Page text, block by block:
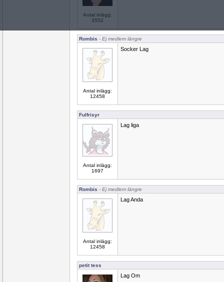
Antal inlägg:
3552
Rombis - Ej medlem längre
Antal inlägg:
12458
Socker Lag
Fulfrisyr
Antal inlägg:
1697
Lag liga
Rombis - Ej medlem längre
Antal inlägg:
12458
Lag Anda
petit tess
Lag Om